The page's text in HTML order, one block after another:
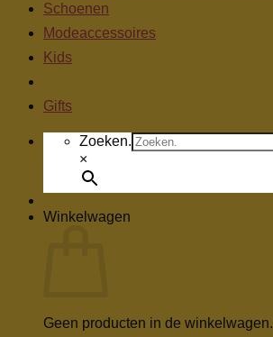
Schoenen
Modeaccessoires
Kids
Gifts
Zoeken.
×
Winkelwagen
Geen producten in de winkelwagen.